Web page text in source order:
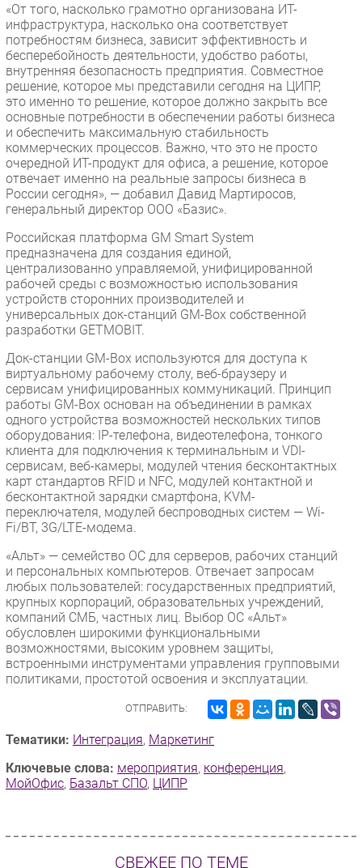
«От того, насколько грамотно организована ИТ-
инфраструктура, насколько она соответствует
потребностям бизнеса, зависит эффективность и
бесперебойность деятельности, удобство работы,
внутренняя безопасность предприятия. Совместное
решение, которое мы представили сегодня на ЦИПР,
это именно то решение, которое должно закрыть все
основные потребности в обеспечении работы бизнеса
и обеспечить максимальную стабильность
коммерческих процессов. Важно, что это не просто
очередной ИТ-продукт для офиса, а решение, которое
отвечает именно на реальные запросы бизнеса в
России сегодня», — добавил Давид Мартиросов,
генеральный директор ООО «Базис».
Российская платформа GM Smart System
предназначена для создания единой,
централизованно управляемой, унифицированной
рабочей среды с возможностью использования
устройств сторонних производителей и
универсальных док-станций GM-Box собственной
разработки GETMOBIT.
Док-станции GM-Box используются для доступа к
виртуальному рабочему столу, веб-браузеру и
сервисам унифицированных коммуникаций. Принцип
работы GM-Box основан на объединении в рамках
одного устройства возможностей нескольких типов
оборудования: IP-телефона, видеотелефона, тонкого
клиента для подключения к терминальным и VDI-
сервисам, веб-камеры, модулей чтения бесконтактных
карт стандартов RFID и NFC, модулей контактной и
бесконтактной зарядки смартфона, KVM-
переключателя, модулей беспроводных систем — Wi-
Fi/BT, 3G/LTE-модема.
«Альт» — семейство ОС для серверов, рабочих станций
и персональных компьютеров. Отвечает запросам
любых пользователей: государственных предприятий,
крупных корпораций, образовательных учреждений,
компаний СМБ, частных лиц. Выбор ОС «Альт»
обусловлен широкими функциональными
возможностями, высоким уровнем защиты,
встроенными инструментами управления групповыми
политиками, простотой освоения и эксплуатации.
ОТПРАВИТЬ:
Тематики: Интеграция, Маркетинг
Ключевые слова: мероприятия, конференция,
МойОфис, Базальт СПО, ЦИПР
СВЕЖЕЕ ПО ТЕМЕ